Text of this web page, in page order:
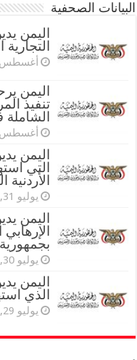
البيانات الصحفية
اليمن
التجارية
أغسطس 5, 2026
اليمن
تنفيذ
أغسطس 1, 2026
اليمن
التي
الأردنية
يوليو 31, 2026
اليمن
يوليو 30, 2026
اليمن
الذي
يوليو 29, 2026